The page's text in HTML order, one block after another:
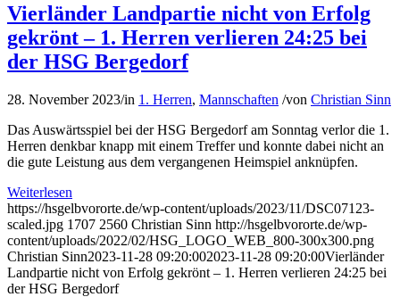
Vierländer Landpartie nicht von Erfolg
gekrönt – 1. Herren verlieren 24:25 bei
der HSG Bergedorf
28. November 2023/in 1. Herren, Mannschaften /von Christian Sinn
Das Auswärtsspiel bei der HSG Bergedorf am Sonntag verlor die 1.
Herren denkbar knapp mit einem Treffer und konnte dabei nicht an
die gute Leistung aus dem vergangenen Heimspiel anknüpfen.
Weiterlesen
https://hsgelbvororte.de/wp-content/uploads/2023/11/DSC07123-
scaled.jpg 1707 2560 Christian Sinn http://hsgelbvororte.de/wp-
content/uploads/2022/02/HSG_LOGO_WEB_800-300x300.png
Christian Sinn2023-11-28 09:20:002023-11-28 09:20:00Vierländer
Landpartie nicht von Erfolg gekrönt – 1. Herren verlieren 24:25 bei
der HSG Bergedorf